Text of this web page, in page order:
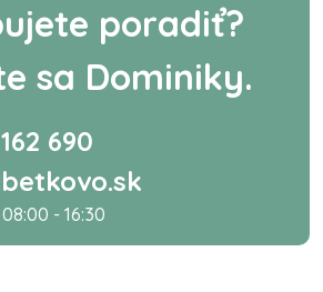
poradiť?
sa Dominiky.
690
- 16:30